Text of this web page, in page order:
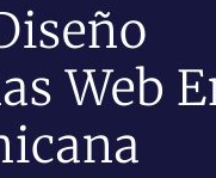
Web